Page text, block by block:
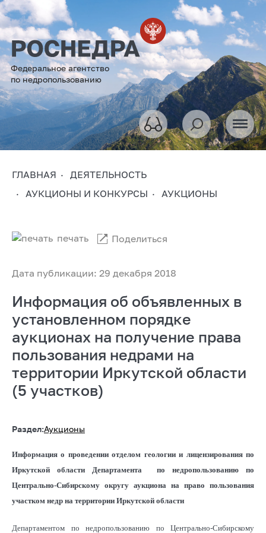
Федеральное агентство
по недропользованию
ГЛАВНАЯ
ДЕЯТЕЛЬНОСТЬ
АУКЦИОНЫ И КОНКУРСЫ
АУКЦИОНЫ
Дата публикации: 29 декабря 2018
печать Поделиться
Информация об объявленных в
установленном порядке
аукционах на получение права
пользования недрами на
территории Иркутской области
(5 участков)
Раздел:Аукционы
Информация о проведении отделом геологии и лицензирования по
Иркутской области Департамента по недропользованию по
Центрально-Сибирскому округу аукциона на право пользования
участком недр на территории Иркутской области
Департаментом по недропользованию по Центрально-Сибирскому